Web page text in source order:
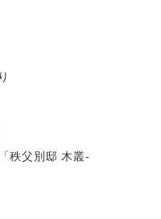
秩父別邸 木叢-